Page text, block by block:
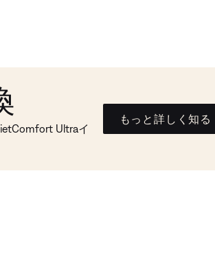
Ultraイ
もっと詳しく知る